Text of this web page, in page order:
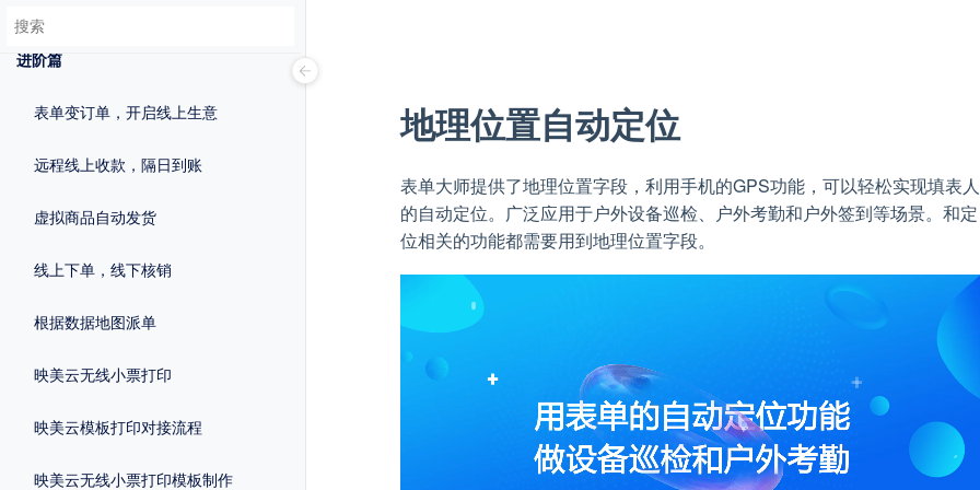
进阶篇
表单变订单，开启线上生意
远程线上收款，隔日到账
虚拟商品自动发货
线上下单，线下核销
根据数据地图派单
映美云无线小票打印
映美云模板打印对接流程
映美云无线小票打印模板制作
地理位置自动定位
表单大师提供了地理位置字段，利用手机的GPS功能，可以轻松实现填表人
的自动定位。广泛应用于户外设备巡检、户外考勤和户外签到等场景。和定
位相关的功能都需要用到地理位置字段。